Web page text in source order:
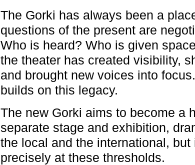
The Gorki has always been a
questions of the present are
Who is heard? Who is given
the theater has created visibility,
and brought new voices into
builds on this legacy.
The new Gorki aims to become a
separate stage and exhibition,
the local and the international, but
precisely at these thresholds.